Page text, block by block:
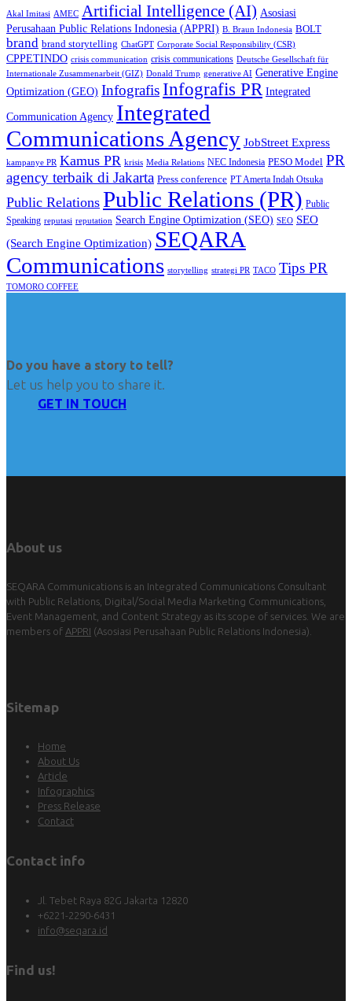
Akal Imitasi AMEC Artificial Intelligence (AI) Asosiasi
Perusahaan Public Relations Indonesia (APPRI) B. Braun Indonesia BOLT
brand brand storytelling ChatGPT Corporate Social Responsibility (CSR)
CPPETINDO crisis communication crisis communications Deutsche Gesellschaft für
Internationale Zusammenarbeit (GIZ) Donald Trump generative AI Generative Engine
Optimization (GEO) InfografisInfografis PR Integrated
Communication Agency Integrated
Communications Agency JobStreet Express
kampanye PR Kamus PR krisis Media Relations NEC Indonesia PESO Model PR
agency terbaik di Jakarta Press conference PT Amerta Indah Otsuka
Public Relations Public Relations (PR) Public
Speaking reputasi reputation Search Engine Optimization (SEO) SEO SEO
(Search Engine Optimization) SEQARA
Communications storytelling strategi PR TACO Tips PR
TOMORO COFFEE
Do you have a story to tell?
Let us help you to share it.
GET IN TOUCH
About us
SEQARA Communications is an Integrated Communications Consultant
with Public Relations, Digital/Social Media Marketing Communications,
Event Management, and Content Strategy as its scope of services. We are
members of APPRI (Asosiasi Perusahaan Public Relations Indonesia).
Sitemap
Home
About Us
Article
Infographics
Press Release
Contact
Contact info
Jl. Tebet Raya 82G Jakarta 12820
+6221-2290-6431
info@seqara.id
Find us!